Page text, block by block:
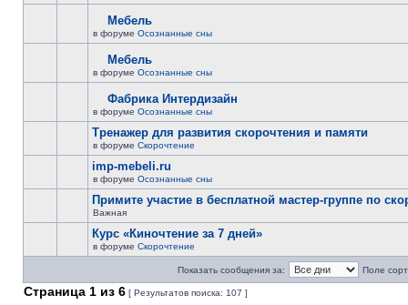
Мебель
в форуме Осознанные сны
Мебель
в форуме Осознанные сны
Фабрика Интердизайн
в форуме Осознанные сны
Тренажер для развития скорочтения и памяти
в форуме Скорочтение
imp-mebeli.ru
в форуме Осознанные сны
Примите участие в бесплатной мастер-группе по
Важная
Курс «Киночтение за 7 дней»
в форуме Скорочтение
Показать сообщения за: Поле
Страница 1 из 6 [ Результатов поиска: 107 ]